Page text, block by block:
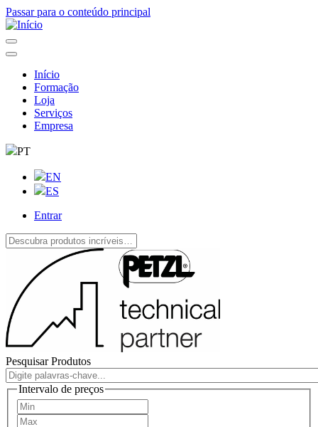
Passar para o conteúdo principal
Navegação
principal
Início
Formação
Loja
Serviços
Empresa
PT
EN
ES
account
Entrar
Pesquisar Produtos
Intervalo de preços